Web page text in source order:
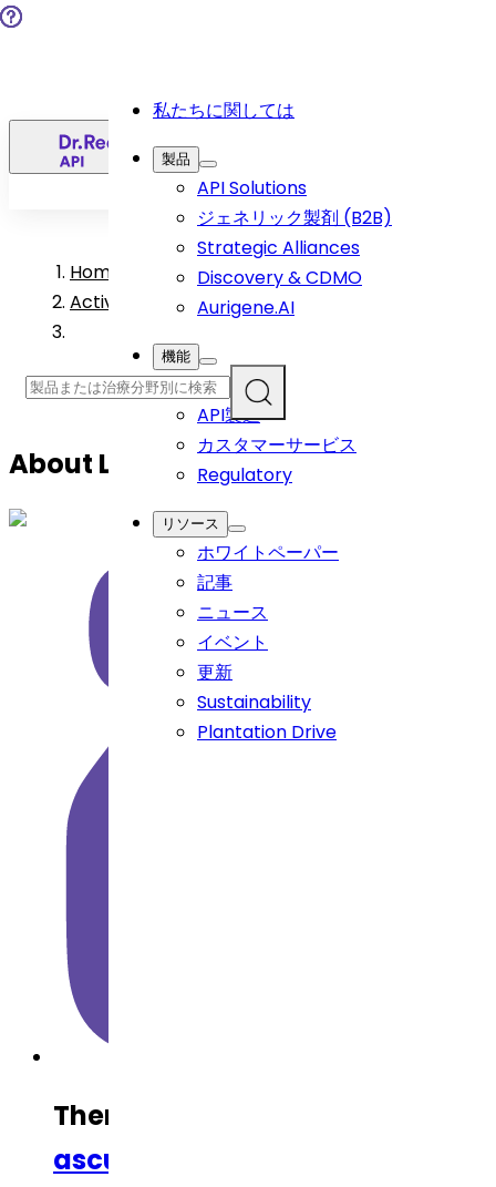
私たちに関しては
製品
API Solutions
ジェネリック製剤 (B2B)
Strategic Alliances
Discovery & CDMO
Aurigene.AI
機能
R&D
API製造
カスタマーサービス
Regulatory
リソース
ホワイトペーパー
記事
ニュース
イベント
更新
Sustainability
Plantation Drive
Home
Active Pharmaceutical Ingredient Products
About Losartan Potassium
Therapeutic Category
ascular